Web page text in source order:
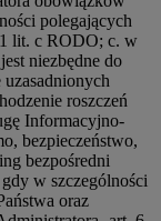
polegających
lit. c RODO; c. w
niezbędne do
roszczeń
Informacyjno-
bezpieczeństwo,
bezpośredni
w szczególności
oraz